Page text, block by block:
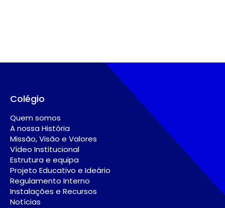
Colégio
Quem somos
A nossa História
Missão, Visão e Valores
Vídeo Institucional
Estrutura e equipa
Projeto Educativo e Ideário
Regulamento Interno
Instalações e Recursos
Notícias